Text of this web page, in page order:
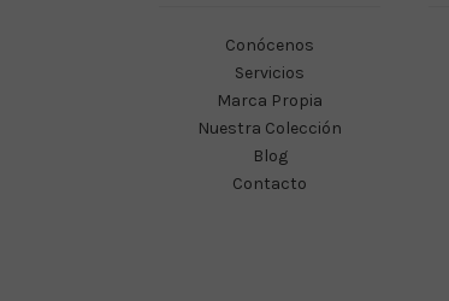
Conócenos
Servicios
Marca Propia
Nuestra Colección
Blog
Contacto